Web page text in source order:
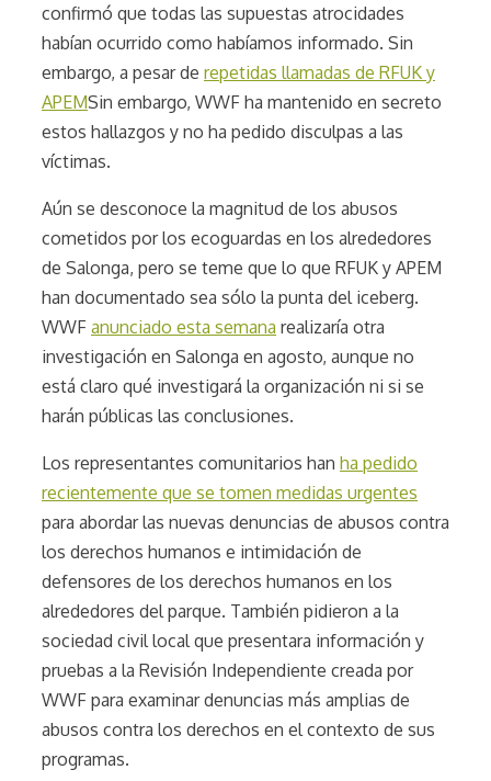
confirmó que todas las supuestas atrocidades
habían ocurrido como habíamos informado. Sin
embargo, a pesar de repetidas llamadas de RFUK y
APEMSin embargo, WWF ha mantenido en secreto
estos hallazgos y no ha pedido disculpas a las
víctimas.
Aún se desconoce la magnitud de los abusos
cometidos por los ecoguardas en los alrededores
de Salonga, pero se teme que lo que RFUK y APEM
han documentado sea sólo la punta del iceberg.
WWF anunciado esta semana realizaría otra
investigación en Salonga en agosto, aunque no
está claro qué investigará la organización ni si se
harán públicas las conclusiones.
Los representantes comunitarios han ha pedido
recientemente que se tomen medidas urgentes
para abordar las nuevas denuncias de abusos contra
los derechos humanos e intimidación de
defensores de los derechos humanos en los
alrededores del parque. También pidieron a la
sociedad civil local que presentara información y
pruebas a la Revisión Independiente creada por
WWF para examinar denuncias más amplias de
abusos contra los derechos en el contexto de sus
programas.